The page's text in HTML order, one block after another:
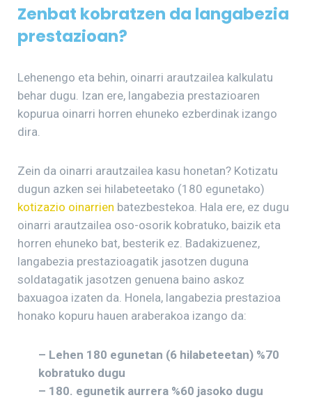
Zenbat kobratzen da langabezia
prestazioan?
Lehenengo eta behin, oinarri arautzailea kalkulatu
behar dugu. Izan ere, langabezia prestazioaren
kopurua oinarri horren ehuneko ezberdinak izango
dira.
Zein da oinarri arautzailea kasu honetan? Kotizatu
dugun azken sei hilabeteetako (180 egunetako)
kotizazio oinarrien batezbestekoa. Hala ere, ez dugu
oinarri arautzailea oso-osorik kobratuko, baizik eta
horren ehuneko bat, besterik ez. Badakizuenez,
langabezia prestazioagatik jasotzen duguna
soldatagatik jasotzen genuena baino askoz
baxuagoa izaten da. Honela, langabezia prestazioa
honako kopuru hauen araberakoa izango da:
– Lehen 180 egunetan (6 hilabeteetan) %70
kobratuko dugu
– 180. egunetik aurrera %60 jasoko dugu